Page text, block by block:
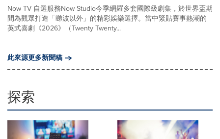
Now TV 自選服務Now Studio今季網羅多套國際級劇集，於世界盃期
間為觀眾打造「睇波以外」的精彩娛樂選擇。當中緊貼賽事熱潮的
英式喜劇《2026》（Twenty Twenty...
此來源更多新聞稿
探索